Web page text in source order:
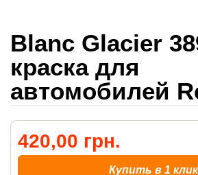
Blanc Glacier
краска для
автомобилей
420,00 грн.
Купить в 1 клик